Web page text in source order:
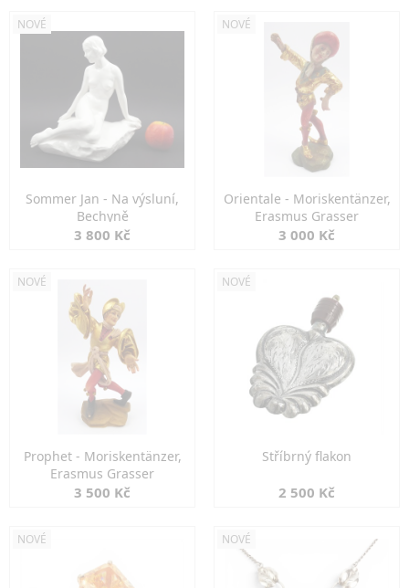
NOVÉ
Sommer Jan - Na výsluní,
Bechyně
3 800 Kč
NOVÉ
Orientale - Moriskentänzer,
Erasmus Grasser
3 000 Kč
NOVÉ
Prophet - Moriskentänzer,
Erasmus Grasser
3 500 Kč
NOVÉ
Stříbrný flakon
2 500 Kč
NOVÉ NOVÉ